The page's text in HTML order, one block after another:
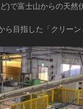
で富士山からの天然
目指した「クリー